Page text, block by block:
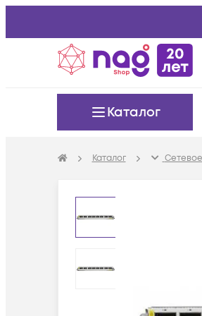
Каталог
Каталог